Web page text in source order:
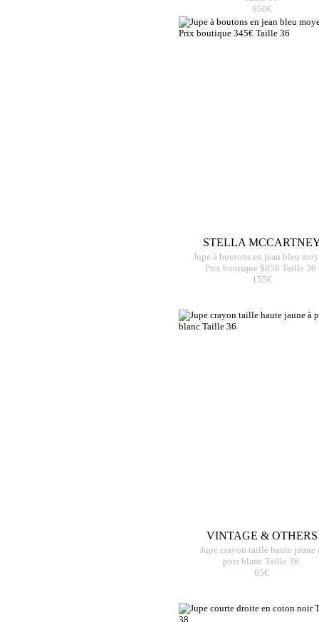
950€
STELLA
Jupe à boutons en jean bleu
Prix boutique $850 Taille 36
155€
VINTAGE & OTHERS
Jupe crayon taille haute jaune
pois blanc Taille 36
65€